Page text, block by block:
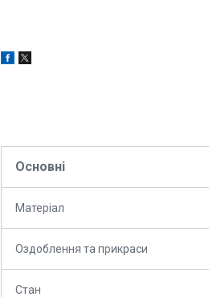
Основні
Матеріал
Оздоблення та прикраси
Стан